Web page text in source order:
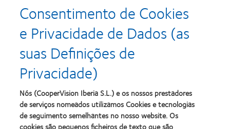
Learn
more
about
Prémio
Silmo
d’Or
para
o
melhor
produto
com
MyDay™
(2013)
Learn
more
about
Produto
do
Ano
Contacto
(2013)
Learn
about
2012
&
2010
about
2011
Best
Factory
Consentimento de Cookies
e Privacidade de Dados (as
suas Definições de
Privacidade)
Nós (CooperVision Iberia S.L.) e os nossos prestadores
de serviços nomeados utilizamos Cookies e tecnologias
de seguimento semelhantes no nosso website. Os
cookies são pequenos ficheiros de texto que são